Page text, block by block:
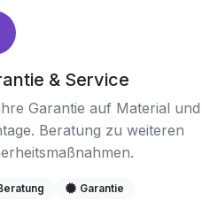
& Service
Garantie auf Material und
Beratung zu weiteren
Garantie